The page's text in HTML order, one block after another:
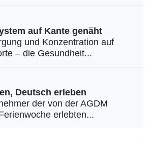
auf Kante genäht
und Konzentration auf
– die Gesundheit...
Deutsch erleben
der von der AGDM
erlebten...